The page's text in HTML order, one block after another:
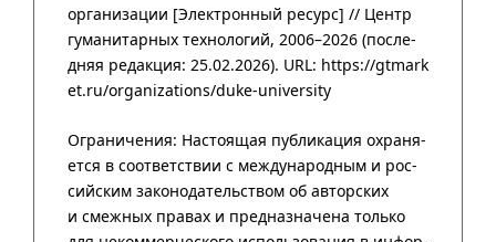
организации [Элект­рон­ный ресурс] // Центр
гума­нитар­ных техно­логий, 2006–2026 (после­
дняя редак­ция: 25.02.2026). URL: https://gtmark
et.ru/organizations/duke-university